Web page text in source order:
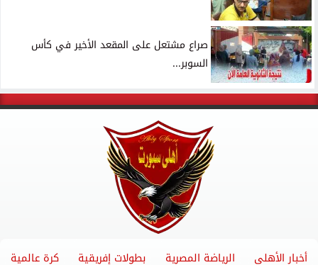
صراع مشتعل على المقعد الأخير في كأس
السوبر...
أخبار الأهلي الرياضة المصرية بطولات إفريقية كرة عالمية